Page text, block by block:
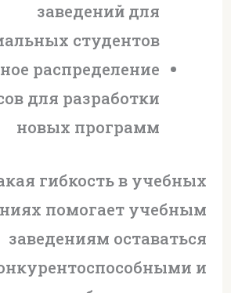
заведений для
студентов
распределение
для разработки
новых программ
гибкость в учебных
помогает учебным
заведениям оставаться
и